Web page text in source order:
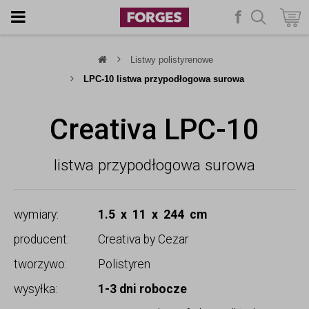
f szukaj
Listwy polistyrenowe
LPC-10 listwa przypodłogowa surowa
listwa przypodłogowa surowa
Creativa LPC-10
wymiary:
1.5 x 11 x 244 cm
producent:
Creativa by Cezar
tworzywo:
Polistyren
wysyłka:
1-3 dni robocze